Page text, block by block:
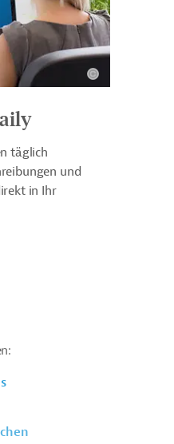
täglich
und
in Ihr